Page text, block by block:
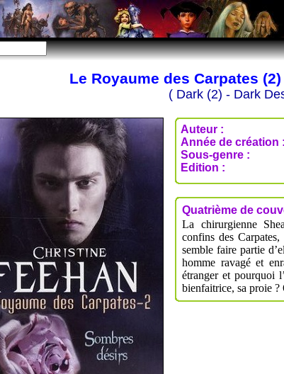
Le Royaume des Carpates
( Dark (2) - Dark
Auteur :
Année de création :
Sous-genre :
Edition :
Quatrième de
La chirurgienne
confins des
semble faire partie
homme ravagé et
étranger et pourquoi
bienfaitrice, sa proie ?